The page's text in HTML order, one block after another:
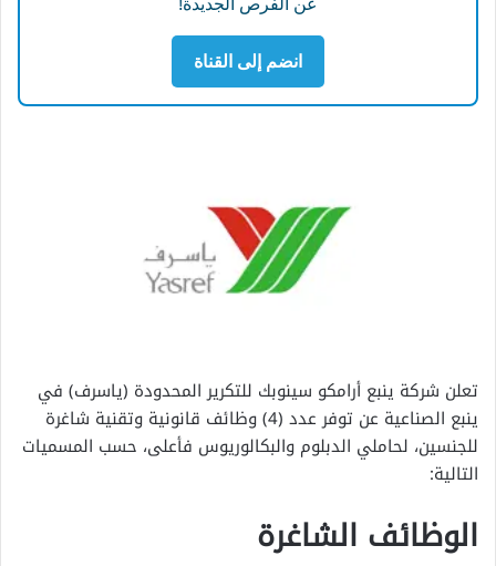
عن الفرص الجديدة!
انضم إلى القناة
تعلن شركة ينبع أرامكو سينوبك للتكرير المحدودة (ياسرف) في
ينبع الصناعية عن توفر عدد (4) وظائف قانونية وتقنية شاغرة
للجنسين، لحاملي الدبلوم والبكالوريوس فأعلى، حسب المسميات
التالية:
الوظائف الشاغرة